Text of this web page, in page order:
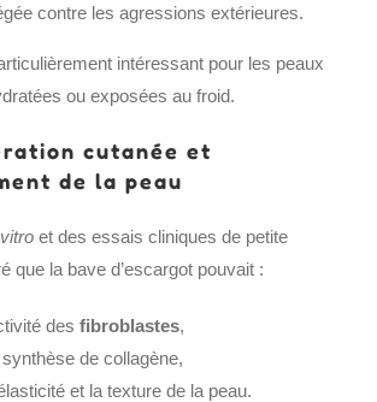
contre les agressions extérieures.
intéressant pour les peaux
ou exposées au froid.
cutanée et
de la peau
et des essais cliniques de petite
que la bave d’escargot pouvait :
desfibroblastes,
de collagène,
et la texture de la peau.